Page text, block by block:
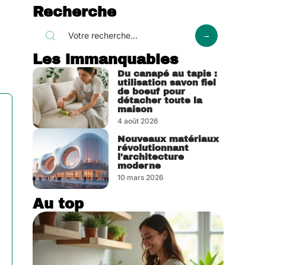
Recherche
Les immanquables
Du canapé au tapis :
utilisation savon fiel
de boeuf pour
détacher toute la
maison
4 août 2026
Nouveaux matériaux
révolutionnant
l’architecture
moderne
10 mars 2026
Au top